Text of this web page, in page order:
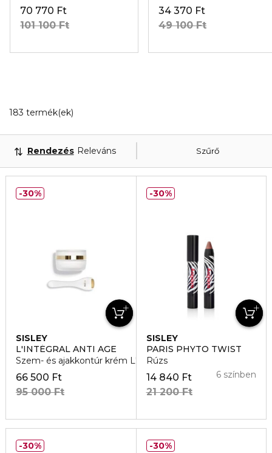
70 770 Ft
101 100 Ft
34 370 Ft
49 100 Ft
183 termék(ek)
Szűrő
Rendezés Releváns
SISLEY
L'INTÉGRAL ANTI AGE
Szem- és ajakkontúr krém L'Intégral Anti Age
66 500 Ft
95 000 Ft
30%
SISLEY
PARIS PHYTO TWIST
Rúzs
14 840 Ft
21 200 Ft
6 színben
30%
30% 30%